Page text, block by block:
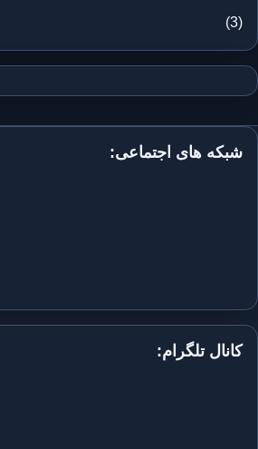
(3)
شبکه های اجتماعی:
کانال تلگرام: